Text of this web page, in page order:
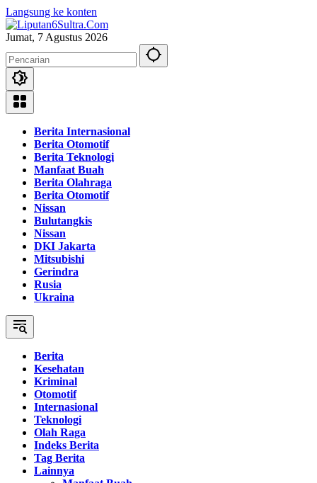
Langsung ke konten
Jumat, 7 Agustus 2026
Berita Internasional
Berita Otomotif
Berita Teknologi
Manfaat Buah
Berita Olahraga
Berita Otomotif
Nissan
Bulutangkis
Nissan
DKI Jakarta
Mitsubishi
Gerindra
Rusia
Ukraina
Berita
Kesehatan
Kriminal
Otomotif
Internasional
Teknologi
Olah Raga
Indeks Berita
Tag Berita
Lainnya